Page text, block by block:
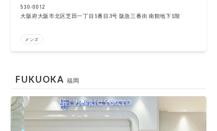
530-0012
大阪府大阪市北区芝田一丁目1番目3号 阪急三番街 南館地下1階
メンズ
FUKUOKA 福岡